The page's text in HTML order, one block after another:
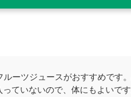
ルーツジュースがおすすめです
っていないので、体にもよいで